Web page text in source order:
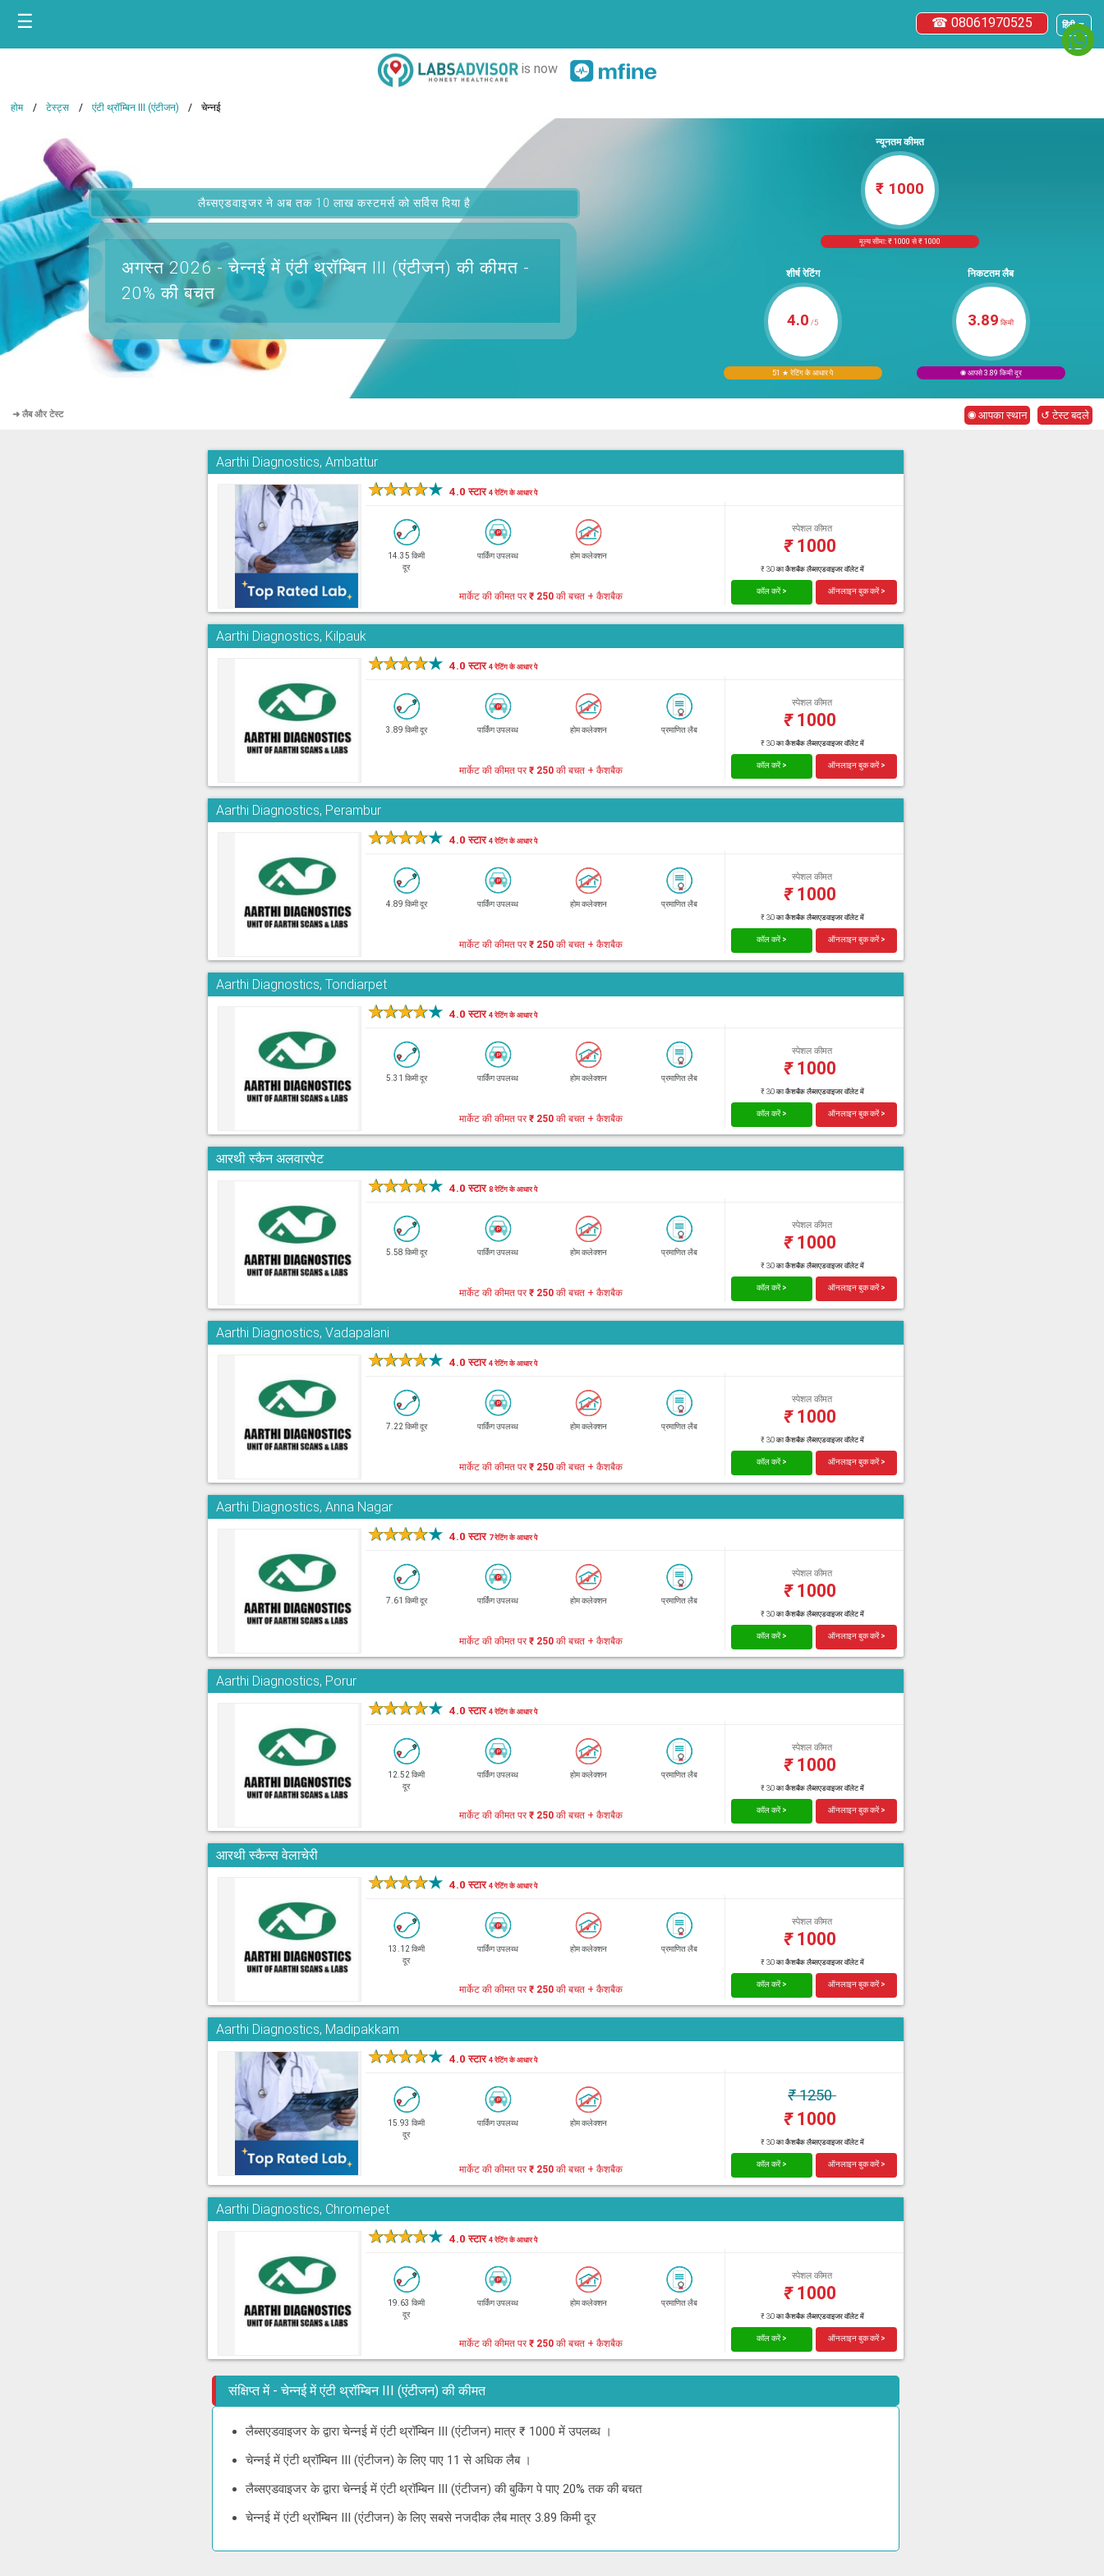
हिंदी ▼
☎ 08061970525
☰
is now
होम टेस्ट्स एंटी थ्रॉम्बिन III (एंटीजन) चेन्नई
लैब्सएडवाइजर ने अब तक 10 लाख कस्टमर्स को सर्विस दिया है
अगस्त 2026 -चेन्नई में एंटी थ्रॉम्बिन III (एंटीजन) की कीमत -
20% की बचत
न्यूनतम कीमत
₹ 1000
मूल्य सीमा: ₹ 1000 से ₹ 1000
शीर्ष रेटिंग
4.0 /5
51 ★ रेटिंग के आधार पे
निकटतम लैब
3.89 किमी
◉ आपसे 3.89 किमी दूर
➜ लैब और टेस्ट ◉ आपका स्थान ↺ टेस्ट बदले
Aarthi Diagnostics, Ambattur
★★★★★ 4.0 स्टार4 रेटिंग के आधार पे
14.35 किमी
दूर
पार्किंग उपलब्ध होम कलेक्शन
स्पेशल कीमत
₹1000
₹ 30 का कैशबैक लैब्सएडवाइजर वॉलेट में
मार्केट की कीमत पर₹ 250 की बचत + कैशबैक कॉल करें > ऑनलाइन बुक करें >
Aarthi Diagnostics, Kilpauk
★★★★★ 4.0 स्टार4 रेटिंग के आधार पे
3.89 किमी दूर पार्किंग उपलब्ध होम कलेक्शन प्रमाणित लैब
स्पेशल कीमत
₹1000
₹ 30 का कैशबैक लैब्सएडवाइजर वॉलेट में
मार्केट की कीमत पर₹ 250 की बचत + कैशबैक कॉल करें > ऑनलाइन बुक करें >
Aarthi Diagnostics, Perambur
★★★★★ 4.0 स्टार4 रेटिंग के आधार पे
4.89 किमी दूर पार्किंग उपलब्ध होम कलेक्शन प्रमाणित लैब
स्पेशल कीमत
₹1000
₹ 30 का कैशबैक लैब्सएडवाइजर वॉलेट में
मार्केट की कीमत पर₹ 250 की बचत + कैशबैक कॉल करें > ऑनलाइन बुक करें >
Aarthi Diagnostics, Tondiarpet
★★★★★ 4.0 स्टार4 रेटिंग के आधार पे
5.31 किमी दूर पार्किंग उपलब्ध होम कलेक्शन प्रमाणित लैब
स्पेशल कीमत
₹1000
₹ 30 का कैशबैक लैब्सएडवाइजर वॉलेट में
मार्केट की कीमत पर₹ 250 की बचत + कैशबैक कॉल करें > ऑनलाइन बुक करें >
आरथी स्कैन अलवारपेट
★★★★★ 4.0 स्टार8 रेटिंग के आधार पे
5.58 किमी दूर पार्किंग उपलब्ध होम कलेक्शन प्रमाणित लैब
स्पेशल कीमत
₹1000
₹ 30 का कैशबैक लैब्सएडवाइजर वॉलेट में
मार्केट की कीमत पर₹ 250 की बचत + कैशबैक कॉल करें > ऑनलाइन बुक करें >
Aarthi Diagnostics, Vadapalani
★★★★★ 4.0 स्टार4 रेटिंग के आधार पे
7.22 किमी दूर पार्किंग उपलब्ध होम कलेक्शन प्रमाणित लैब
स्पेशल कीमत
₹1000
₹ 30 का कैशबैक लैब्सएडवाइजर वॉलेट में
मार्केट की कीमत पर₹ 250 की बचत + कैशबैक कॉल करें > ऑनलाइन बुक करें >
Aarthi Diagnostics, Anna Nagar
★★★★★ 4.0 स्टार 7 रेटिंग के आधार पे
7.61 किमी दूर पार्किंग उपलब्ध होम कलेक्शन प्रमाणित लैब
स्पेशल कीमत
₹1000
₹ 30 का कैशबैक लैब्सएडवाइजर वॉलेट में
मार्केट की कीमत पर₹ 250 की बचत + कैशबैक कॉल करें > ऑनलाइन बुक करें >
Aarthi Diagnostics, Porur
★★★★★ 4.0 स्टार4 रेटिंग के आधार पे
12.52 किमी
दूर
पार्किंग उपलब्ध होम कलेक्शन प्रमाणित लैब
स्पेशल कीमत
₹1000
₹ 30 का कैशबैक लैब्सएडवाइजर वॉलेट में
मार्केट की कीमत पर₹ 250 की बचत + कैशबैक कॉल करें > ऑनलाइन बुक करें >
आरथी स्कैन्स वेलाचेरी
★★★★★ 4.0 स्टार4 रेटिंग के आधार पे
13.12 किमी
दूर
पार्किंग उपलब्ध होम कलेक्शन प्रमाणित लैब
स्पेशल कीमत
₹1000
₹ 30 का कैशबैक लैब्सएडवाइजर वॉलेट में
मार्केट की कीमत पर₹ 250 की बचत + कैशबैक कॉल करें > ऑनलाइन बुक करें >
Aarthi Diagnostics, Madipakkam
★★★★★ 4.0 स्टार4 रेटिंग के आधार पे
15.93 किमी
दूर
पार्किंग उपलब्ध होम कलेक्शन
₹1250
₹1000
₹ 30 का कैशबैक लैब्सएडवाइजर वॉलेट में
मार्केट की कीमत पर₹ 250 की बचत + कैशबैक कॉल करें > ऑनलाइन बुक करें >
Aarthi Diagnostics, Chromepet
★★★★★ 4.0 स्टार4 रेटिंग के आधार पे
19.63 किमी
दूर
पार्किंग उपलब्ध होम कलेक्शन प्रमाणित लैब
स्पेशल कीमत
₹1000
₹ 30 का कैशबैक लैब्सएडवाइजर वॉलेट में
मार्केट की कीमत पर₹ 250 की बचत + कैशबैक कॉल करें > ऑनलाइन बुक करें >
संक्षिप्त में - चेन्नई में एंटी थ्रॉम्बिन III (एंटीजन) की कीमत
लैब्सएडवाइजर के द्वारा चेन्नई में एंटी थ्रॉम्बिन III (एंटीजन) मात्र ₹ 1000 में उपलब्ध ।
चेन्नई में एंटी थ्रॉम्बिन III (एंटीजन) के लिए पाए 11 से अधिक लैब ।
लैब्सएडवाइजर के द्वारा चेन्नई में एंटी थ्रॉम्बिन III (एंटीजन) की बुकिंग पे पाए 20% तक की बचत
चेन्नई में एंटी थ्रॉम्बिन III (एंटीजन) के लिए सबसे नजदीक लैब मात्र 3.89 किमी दूर